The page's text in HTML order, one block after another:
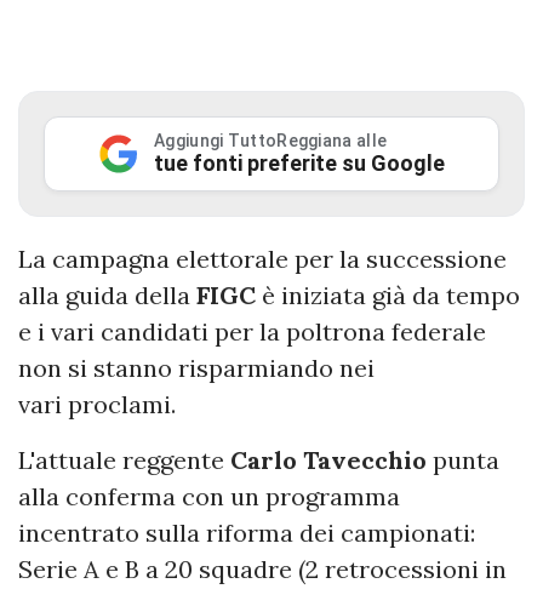
Aggiungi TuttoReggiana alle
tue fonti preferite su Google
La campagna elettorale per la successione
alla guida della FIGC è iniziata già da tempo
e i vari candidati per la poltrona federale
non si stanno risparmiando nei
vari proclami.
L'attuale reggente Carlo Tavecchio punta
alla conferma con un programma
incentrato sulla riforma dei campionati:
Serie A e B a 20 squadre (2 retrocessioni in